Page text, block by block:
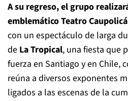
A su regreso, el grupo
emblemático Teatro
con un espectáculo de larga
de La Tropical, una fiesta que
fuerza en Santiago y en Chile,
reúna a diversos exponentes
ligados a las escenas de la